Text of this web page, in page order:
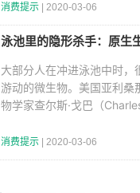
消费提示 | 2020-03-06
泳池里的隐形杀手：原生
大部分人在冲进泳池中时，
游动的微生物。美国亚利桑
物学家查尔斯·戈巴（
消费提示 | 2020-03-06